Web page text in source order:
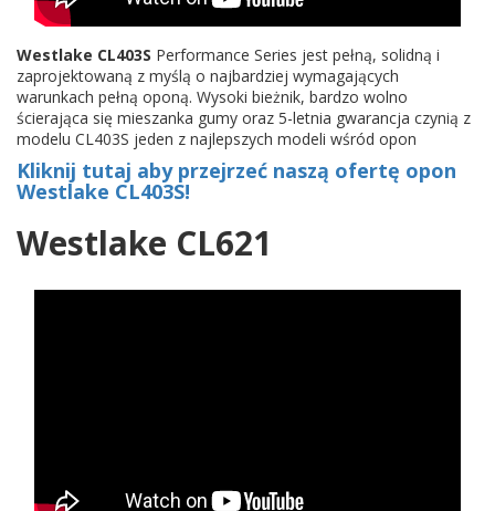
Westlake CL403S Performance Series jest pełną, solidną i
zaprojektowaną z myślą o najbardziej wymagających
warunkach pełną oponą. Wysoki bieżnik, bardzo wolno
ścierająca się mieszanka gumy oraz 5-letnia gwarancja czynią z
modelu CL403S jeden z najlepszych modeli wśród opon
Kliknij tutaj aby przejrzeć naszą ofertę opon
Westlake CL403S!
Westlake CL621